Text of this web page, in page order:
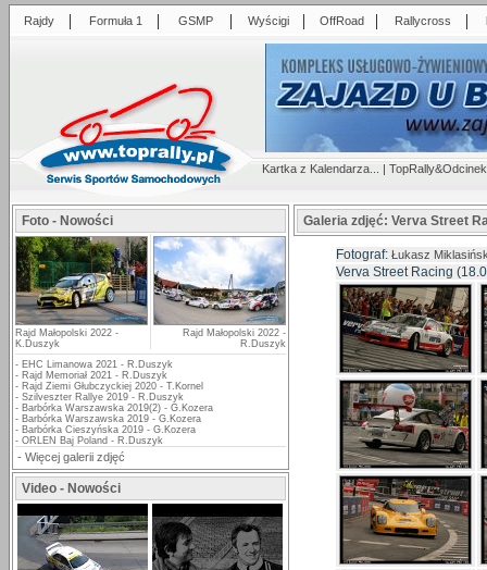
Rajdy | Formuła 1 | GSMP | Wyścigi | OffRoad | Rallycross |
Kartka z Kalendarza... |
Foto - Nowości
Rajd Małopolski 2022 -
K.Duszyk
Rajd Małopolski 2022 -
R.Duszyk
- EHC Limanowa 2021 - R.Duszyk
- Rajd Memoriał 2021 - R.Duszyk
- Rajd Ziemi Głubczyckiej 2020 - T.Kornel
- Szilveszter Rallye 2019 - R.Duszyk
- Barbórka Warszawska 2019(2) - G.Kozera
- Barbórka Warszawska 2019 - G.Kozera
- Barbórka Cieszyńska 2019 - G.Kozera
- ORLEN Baj Poland - R.Duszyk
- Więcej galerii zdjęć
Video - Nowości
Galeria zdjęć: Verva Street
Fotograf: Łukasz
Verva Street Racing